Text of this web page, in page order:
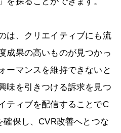
は、クリエイティブにも流
成果の高いものが見つかっ
ーマンスを維持できないと
味を引きつける訴求を見つ
ティブを配信することでC
保し、CVR改善へとつな